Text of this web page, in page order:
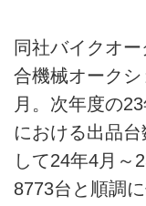
同社バイクオ
合機械オーク
月。次年度の
における出品
して24年4月～
8773台と順調